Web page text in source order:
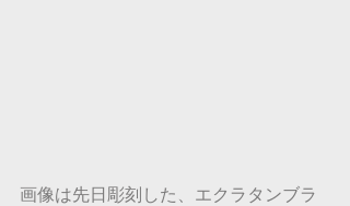
画像は先日彫刻した、エクラタンブラ